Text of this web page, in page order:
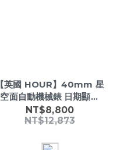
【英國 HOUR】40mm 星
空面自動機械錶 日期顯示
904L精鋼 200米防水 男錶
NT$8,800
NT$12,873